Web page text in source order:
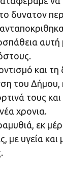
δυνατον
και
του
τους
χρονια.
εκ
με υγεία